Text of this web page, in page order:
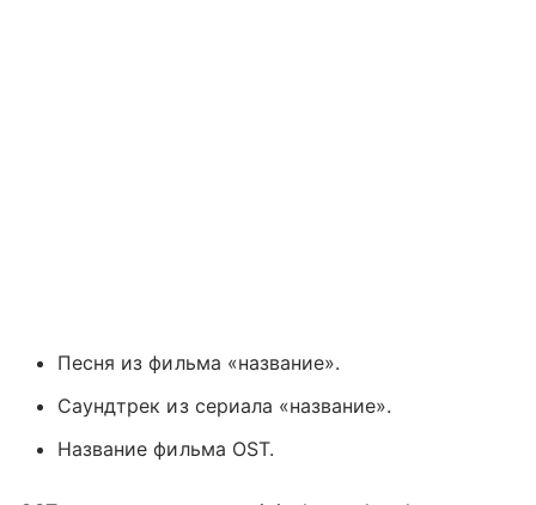
Песня из фильма «название».
Саундтрек из сериала «название».
Название фильма OST.